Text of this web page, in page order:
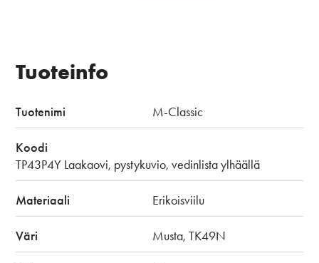
Tuoteinfo
Tuotenimi M-Classic
Koodi
TP43P4Y Laakaovi, pystykuvio, vedinlista ylhäällä
Materiaali Erikoisviilu
Väri Musta, TK49N